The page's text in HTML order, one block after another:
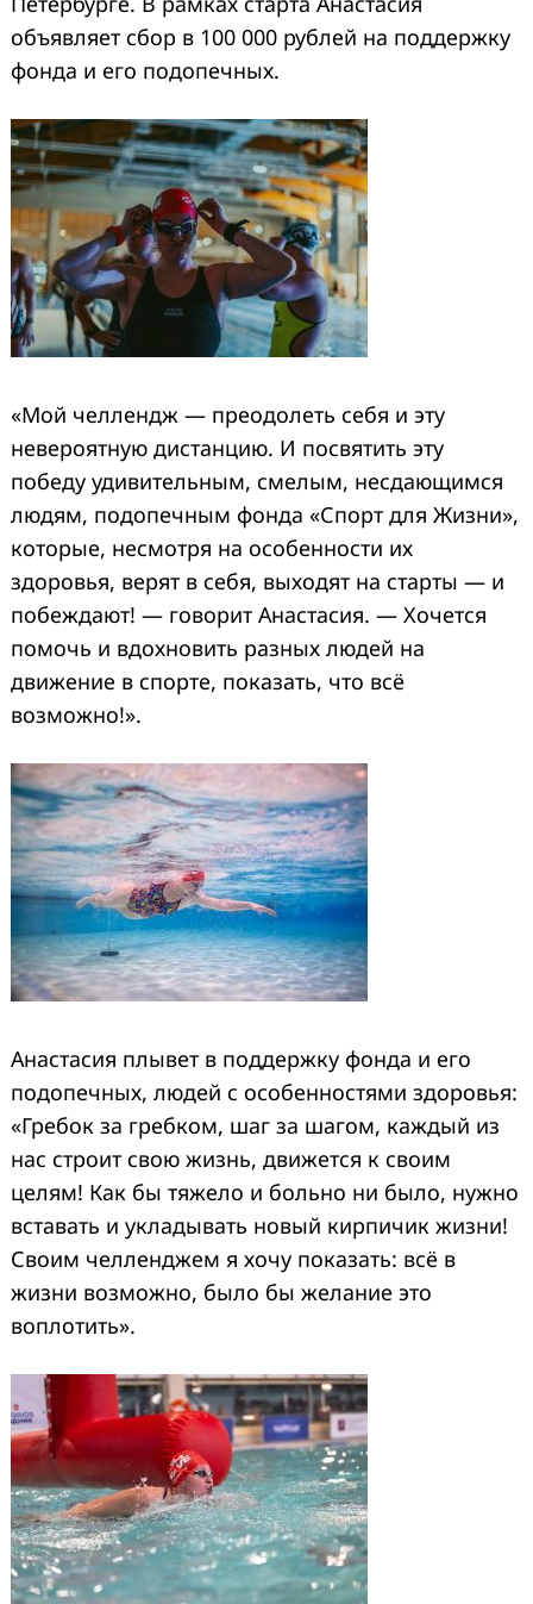
объявляет сбор в 100 000 рублей на поддержку
фонда и его подопечных.
«Мой челлендж — преодолеть себя и эту
невероятную дистанцию. И посвятить эту
победу удивительным, смелым, несдающимся
людям, подопечным фонда «Спорт для Жизни»,
которые, несмотря на особенности их
здоровья, верят в себя, выходят на старты — и
побеждают! — говорит Анастасия. — Хочется
помочь и вдохновить разных людей на
движение в спорте, показать, что всё
возможно!».
Анастасия плывет в поддержку фонда и его
подопечных, людей с особенностями здоровья:
«Гребок за гребком, шаг за шагом, каждый из
нас строит свою жизнь, движется к своим
целям! Как бы тяжело и больно ни было, нужно
вставать и укладывать новый кирпичик жизни!
Своим челленджем я хочу показать: всё в
жизни возможно, было бы желание это
воплотить».